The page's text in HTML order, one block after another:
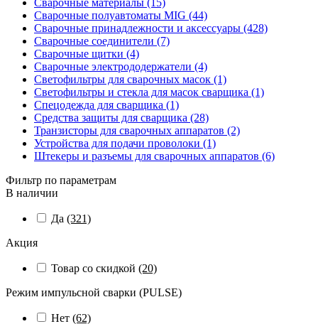
Сварочные материалы (15)
Сварочные полуавтоматы MIG (44)
Сварочные принадлежности и аксессуары (428)
Сварочные соединители (7)
Сварочные щитки (4)
Сварочные электрододержатели (4)
Светофильтры для сварочных масок (1)
Светофильтры и стекла для масок сварщика (1)
Спецодежда для сварщика (1)
Средства защиты для сварщика (28)
Транзисторы для сварочных аппаратов (2)
Устройства для подачи проволоки (1)
Штекеры и разъемы для сварочных аппаратов (6)
Фильтр по параметрам
В наличии
Да (321)
Акция
Товар со скидкой (20)
Режим импульсной сварки (PULSE)
Нет (62)